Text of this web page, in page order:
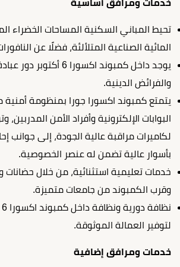
خدمات ومرافق أساسية
تحيط المباني السكنية المساحات الخضراء
المائية الصناعية المتلألئة، فضلًا عن
يوجد داخل كمبوند اكسورا 6
والفرائض الدينية.
يتمتع كمبوند اكسورا جورا بمنظومة
البوابات الإلكترونية وأفراد الأمن
لكاميرات مراقبة عالية الجودة، إلى جوانب
بأسوار عالية تضمن له عنصر الخصوصية.
خدمات تعليمية استثنائية، من خلال حضانات
وقرب الكمبوند من جامعات متميزة.
لتوفير العمالة الموثوقة.
خدمات ومرافق إضافية